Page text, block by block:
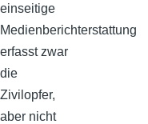
einseitige
Medienberichterstattung
erfasst zwar
die
Zivilopfer,
aber nicht